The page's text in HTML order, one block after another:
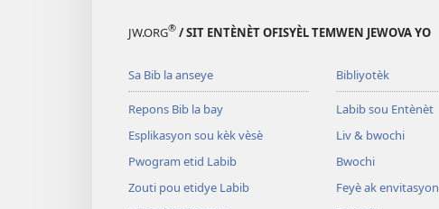
JW.ORG® / SIT ENTÈNÈT OFISYÈL TEMWEN JEWOVA YO
Sa Bib la anseye
Repons Bib la bay
Esplikasyon sou kèk vèsè
Pwogram etid Labib
Zouti pou etidye Labib
Bibliyotèk
Labib sou Entènèt
Liv & bwochi
Bwochi
Feyè ak envitasyon